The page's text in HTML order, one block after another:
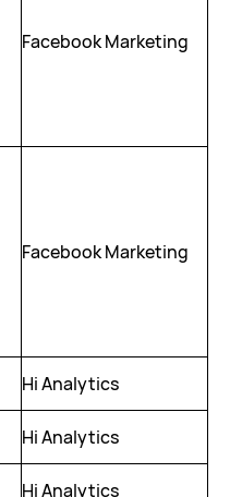
Facebook Marketing
Facebook Marketing
Hi Analytics
Hi Analytics
Hi Analytics